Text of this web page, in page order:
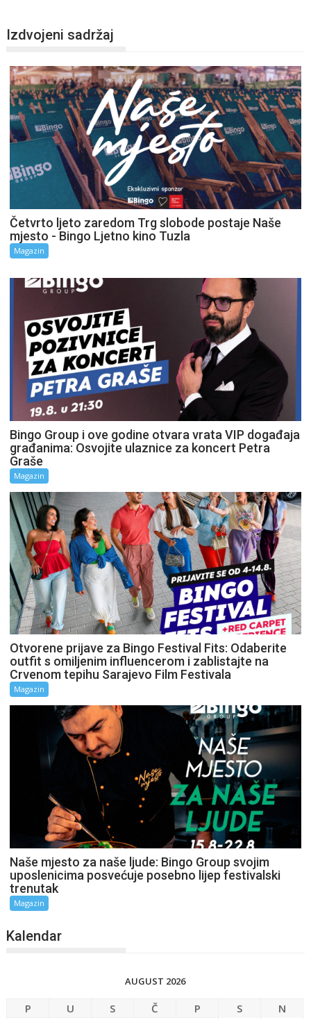
Izdvojeni sadržaj
Četvrto ljeto zaredom Trg slobode postaje Naše
mjesto - Bingo Ljetno kino Tuzla
Magazin
Bingo Group i ove godine otvara vrata VIP događaja
građanima: Osvojite ulaznice za koncert Petra
Graše
Magazin
Otvorene prijave za Bingo Festival Fits: Odaberite
outfit s omiljenim influencerom i zablistajte na
Crvenom tepihu Sarajevo Film Festivala
Magazin
Naše mjesto za naše ljude: Bingo Group svojim
uposlenicima posvećuje posebno lijep festivalski
trenutak
Magazin
Kalendar
AUGUST 2026
P U S Č P S
N